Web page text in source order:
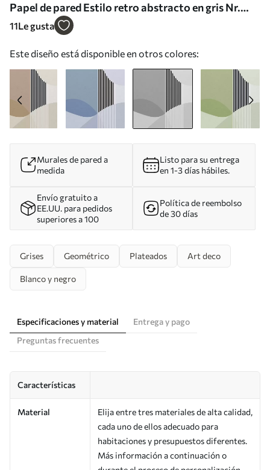
Papel de pared Estilo retro abstracto en gris Nr.
u74075v2
11Le gusta
Este diseño está disponible en otros colores:
Murales de pared a
medida
Listo para su entrega
en 1-3 días hábiles.
Envío gratuito a
EE.UU. para pedidos
superiores a 100
Política de reembolso
de 30 días
Grises Geométrico Plateados Art deco
Blanco y negro
Especificaciones y material
Entrega y pago
Preguntas frecuentes
Características
Material
Elija entre tres materiales de alta calidad,
cada uno de ellos adecuado para
habitaciones y presupuestos diferentes.
Más información a continuación o